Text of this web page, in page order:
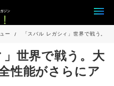
ー 「スバル レガシィ」世界で戦う。
」世界で戦う。大
性能がさらにア